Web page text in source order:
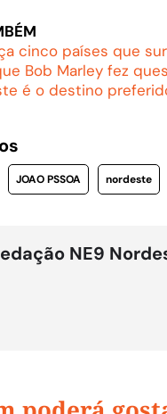
cinco países que
Bob Marley fez
é o destino
JOAO PSSOA nordeste
NE9